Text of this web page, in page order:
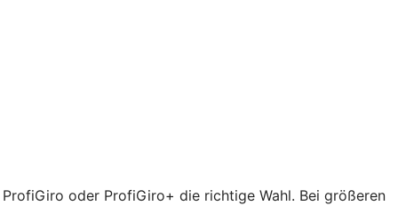
oder ProfiGiro+ die richtige Wahl. Bei größeren